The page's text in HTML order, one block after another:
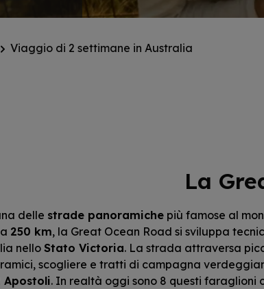
Viaggio di 2 settimane in Australia
La
delle strade panoramiche più famose al
250 km, la Great Ocean Road si sviluppa
nello Stato Victoria. La strada attraversa
scogliere e tratti di campagna
Apostoli. In realtà oggi sono 8 questi faraglioni